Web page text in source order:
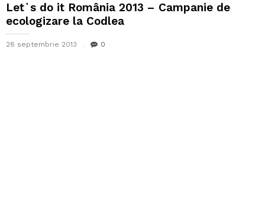
Let`s do it România 2013 – Campanie de
ecologizare la Codlea
28 septembrie 2013 0